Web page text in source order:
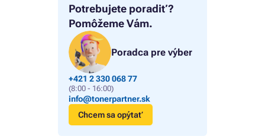
Potrebujete poradiť?
Pomôžeme Vám.
Poradca pre výber
+421 2 330 068 77
(8:00 - 16:00)
info@tonerpartner.sk
Chcem sa opýtať